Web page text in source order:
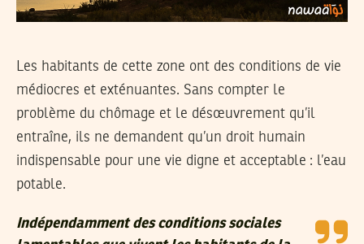
Les habitants de cette zone ont des conditions de vie
médiocres et exténuantes. Sans compter le
problème du chômage et le désœuvrement qu’il
entraîne, ils ne demandent qu’un droit humain
indispensable pour une vie digne et acceptable : l’eau
potable.
Indépendamment des conditions sociales